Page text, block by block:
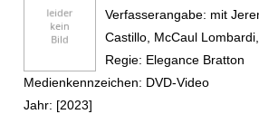
Suche nach diesem
Verfasserangabe: mit
Castillo, McCaul
Regie: Elegance Bratton
Medienkennzeichen: DVD-Video
Jahr: [2023]